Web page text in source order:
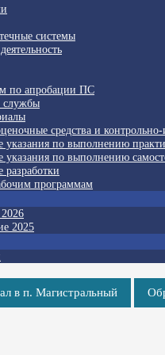
системы
по апробации ПС
службы
средства и
указания по выполнению
указания по выполнению
разработки
программам
2025
в п. Магистральный